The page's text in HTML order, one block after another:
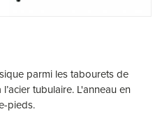
parmi les tabourets de
tubulaire. L'anneau en
pieds.